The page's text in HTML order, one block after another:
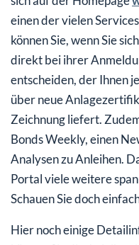
einen der vielen
können Sie, wenn Sie
direkt bei ihrer
entscheiden, der Ihnen
über neue
Zeichnung liefert.
Bonds Weekly, einen
Analysen zu Anleihen.
Portal viele weitere
Schauen Sie doch
Hier noch einige